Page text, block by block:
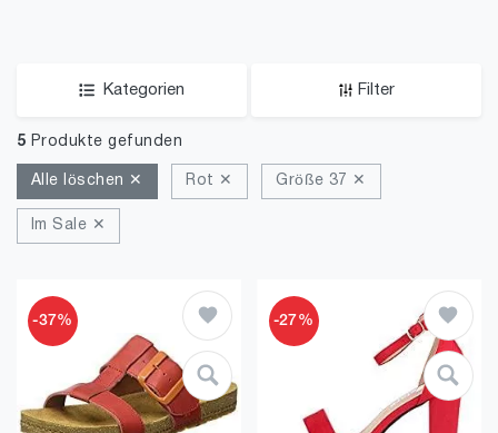
Kategorien Filter
5 Produkte gefunden
Alle löschen ✕ Rot ✕ Größe 37 ✕
Im Sale ✕
-37% -27%